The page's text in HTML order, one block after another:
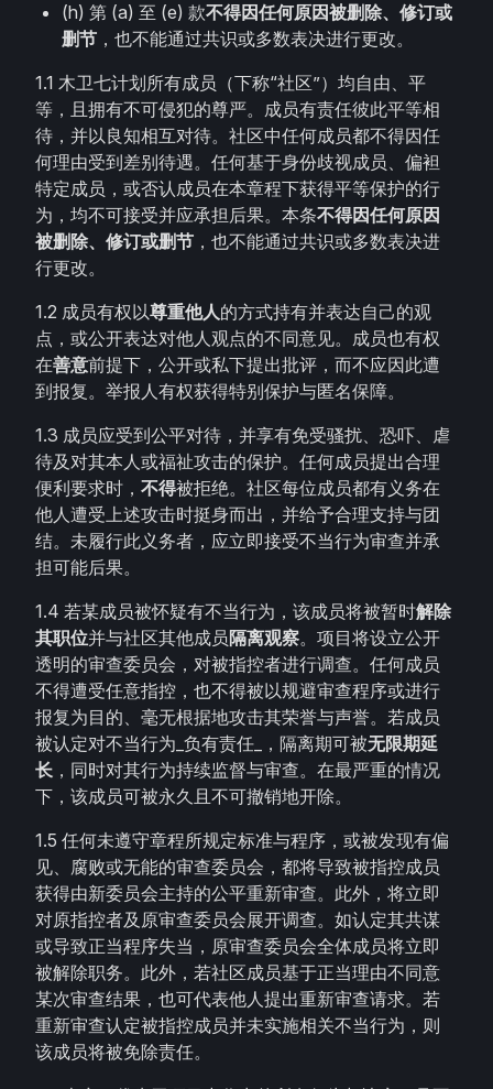
(h) 第 (a) 至 (e) 款不得因任何原因被删除、修订或
删节 ，也不能通过共识或多数表决进行更改。
1.1 木卫七计划所有成员（下称“社区”）均自由、平
等，且拥有不可侵犯的尊严。成员有责任彼此平等相
待，并以良知相互对待。社区中任何成员都不得因任
何理由受到差别待遇。任何基于身份歧视成员、偏袒
特定成员，或否认成员在本章程下获得平等保护的行
为，均不可接受并应承担后果。本条不得因任何原因
被删除、修订或删节 ，也不能通过共识或多数表决进
行更改。
1.2 成员有权以尊重他人的方式持有并表达自己的观
点，或公开表达对他人观点的不同意见。成员也有权
在善意前提下，公开或私下提出批评，而不应因此遭
到报复。举报人有权获得特别保护与匿名保障。
1.3 成员应受到公平对待，并享有免受骚扰、恐吓、虐
待及对其本人或福祉攻击的保护。任何成员提出合理
便利要求时，不得被拒绝。社区每位成员都有义务在
他人遭受上述攻击时挺身而出，并给予合理支持与团
结。未履行此义务者，应立即接受不当行为审查并承
担可能后果。
1.4 若某成员被怀疑有不当行为，该成员将被暂时解除
其职位并与社区其他成员隔离观察。项目将设立公开
透明的审查委员会，对被指控者进行调查。任何成员
不得遭受任意指控，也不得被以规避审查程序或进行
报复为目的、毫无根据地攻击其荣誉与声誉。若成员
被认定对不当行为_负有责任_，隔离期可被无限期延
长 ，同时对其行为持续监督与审查。在最严重的情况
下，该成员可被永久且不可撤销地开除。
1.5 任何未遵守章程所规定标准与程序，或被发现有偏
见、腐败或无能的审查委员会，都将导致被指控成员
获得由新委员会主持的公平重新审查。此外，将立即
对原指控者及原审查委员会展开调查。如认定其共谋
或导致正当程序失当，原审查委员会全体成员将立即
被解除职务。此外，若社区成员基于正当理由不同意
某次审查结果，也可代表他人提出重新审查请求。若
重新审查认定被指控成员并未实施相关不当行为，则
该成员将被免除责任。